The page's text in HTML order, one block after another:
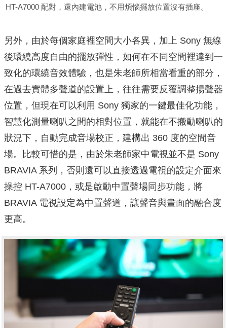
HT-A7000 配對，還內建電池，不用煩惱擺放位置沒有插座。
另外，由於每個家庭裡空間大小各異，加上 Sony 無線
後環繞高度自由的擺放彈性，如何在不同空間裡達到一
致化的環繞音效體驗，也是朱老師所相當看重的部分，
在過去實體多聲道的設置上，往往需要反覆調整揚聲器
位置，但現在可以利用 Sony 獨家的一鍵最佳化功能，
智慧化測量喇叭之間的相對位置，就能在不搬動喇叭的
狀況下，自動完成音場校正，建構出 360 度的空間音
場。比較可惜的是，由於朱老師家中電視並不是 Sony
BRAVIA 系列，否則還可以直接透過電視的設定介面來
操控 HT-A7000，或是啟動中置聲場同步功能，將
BRAVIA 電視設定為中置聲道，讓聲音與畫面的融合度
更高。